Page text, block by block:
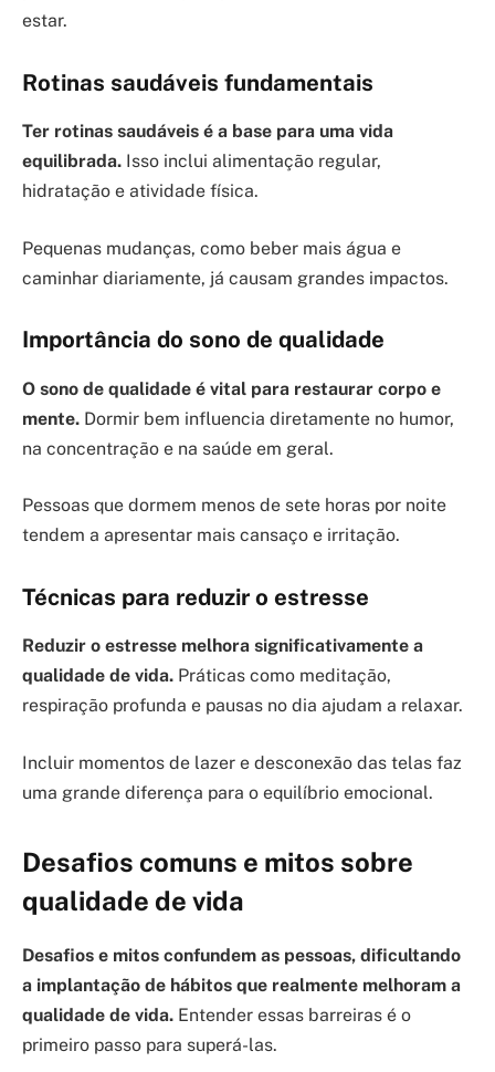
estar.
Rotinas saudáveis fundamentais
Ter rotinas saudáveis é a base para uma vida
equilibrada. Isso inclui alimentação regular,
hidratação e atividade física.
Pequenas mudanças, como beber mais água e
caminhar diariamente, já causam grandes impactos.
Importância do sono de qualidade
O sono de qualidade é vital para restaurar corpo e
mente. Dormir bem influencia diretamente no humor,
na concentração e na saúde em geral.
Pessoas que dormem menos de sete horas por noite
tendem a apresentar mais cansaço e irritação.
Técnicas para reduzir o estresse
Reduzir o estresse melhora significativamente a
qualidade de vida. Práticas como meditação,
respiração profunda e pausas no dia ajudam a relaxar.
Incluir momentos de lazer e desconexão das telas faz
uma grande diferença para o equilíbrio emocional.
Desafios comuns e mitos sobre
qualidade de vida
Desafios e mitos confundem as pessoas, dificultando
a implantação de hábitos que realmente melhoram a
qualidade de vida. Entender essas barreiras é o
primeiro passo para superá-las.